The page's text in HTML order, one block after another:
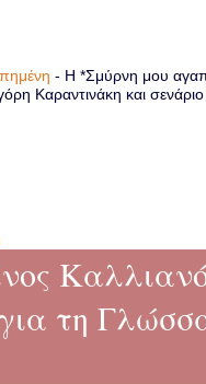
- Η *Σμύρνη μου
Καραντινάκη και
τη